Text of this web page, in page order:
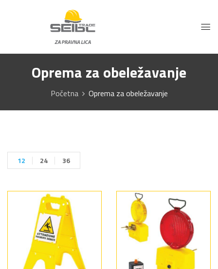
Oprema za obeležavanje
Početna Oprema za obeležavanje
12 24 36